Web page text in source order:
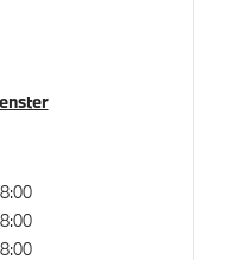
en buitenspiegel